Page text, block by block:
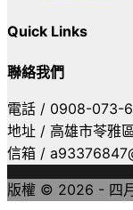
Quick Links
聯絡我們
電話 / 0908-073-
地址 / 高雄市苓雅
信箱 /
版權 © 2026 - 四